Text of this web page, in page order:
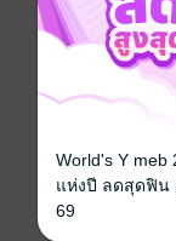
คุ้มค่าและมีคว
ว่า Work
update เล่มใ
ประเภทไฟล์
วันที่วางขาย
World's Y
แห่งปี ลดสุดฟิน
69